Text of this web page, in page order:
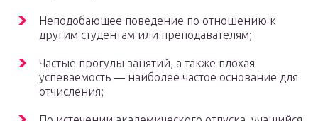
Неподобающее поведение по отношению к
другим студентам или преподавателям;
Частые прогулы занятий, а также плохая
успеваемость — наиболее частое основание для
отчисления;